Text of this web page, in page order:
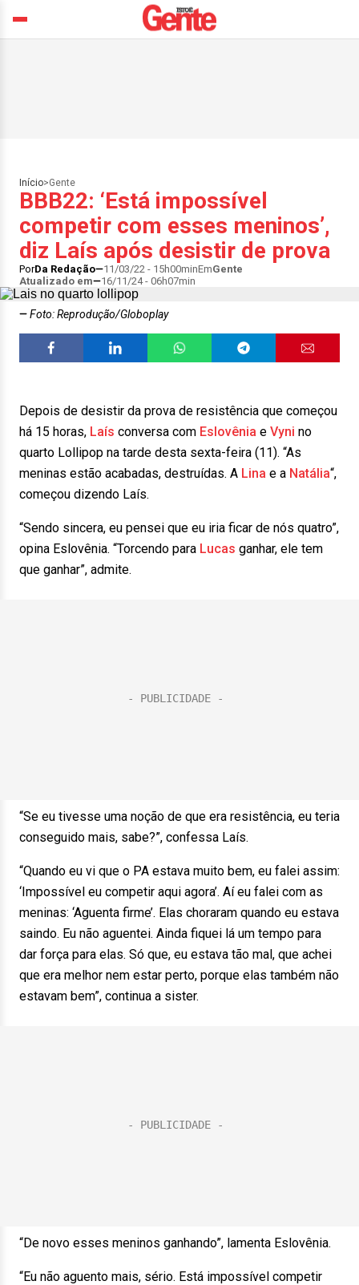
Início>Gente
BBB22: ‘Está impossível
competir com esses meninos’,
diz Laís após desistir de prova
PorDa Redação 11/03/22 - 15h00minEmGente
Atualizado em
16/11/24 - 06h07min
Foto: Reprodução/Globoplay
Depois de desistir da prova de resistência que começou
há 15 horas, Laís conversa com Eslovênia e Vyni no
quarto Lollipop na tarde desta sexta-feira (11). “As
meninas estão acabadas, destruídas. A Lina e a Natália“,
começou dizendo Laís.
“Sendo sincera, eu pensei que eu iria ficar de nós quatro”,
opina Eslovênia. “Torcendo para Lucas ganhar, ele tem
que ganhar”, admite.
“Se eu tivesse uma noção de que era resistência, eu teria
conseguido mais, sabe?”, confessa Laís.
“Quando eu vi que o PA estava muito bem, eu falei assim:
‘Impossível eu competir aqui agora’. Aí eu falei com as
meninas: ‘Aguenta firme’. Elas choraram quando eu estava
saindo. Eu não aguentei. Ainda fiquei lá um tempo para
dar força para elas. Só que, eu estava tão mal, que achei
que era melhor nem estar perto, porque elas também não
estavam bem”, continua a sister.
“De novo esses meninos ganhando”, lamenta Eslovênia.
“Eu não aguento mais, sério. Está impossível competir